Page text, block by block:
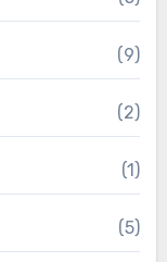
(9)
(2)
(1)
(5)